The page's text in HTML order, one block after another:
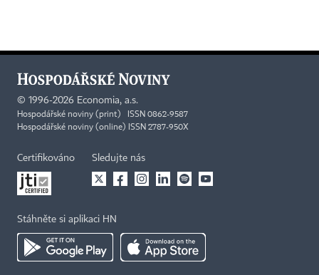
© 1996-2026 Economia, a.s.
Hospodářské noviny (print) ISSN 0862-9587
Hospodářské noviny (online) ISSN 2787-950X
Certifikováno Sledujte nás
Stáhněte si aplikaci HN